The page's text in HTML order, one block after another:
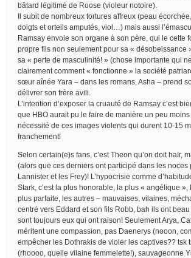
bâtard légitimé de Roose (violeur notoire).
Il subit de nombreux tortures affreux (peau
doigts et orteils amputés, viol…) mais aussi
Ramsay envoie son organe à son père, qui le cette
propre fils non seulement pour sa « désobeissance
sa « perte de masculinité! » (chose importante qui
clairement comment « fonctionne » la société
sœur aînée Yara – dans les romans, Asha – prend
délivrer son frère avili.
L’intention d’exposer la cruauté de Ramsay c’est
que HBO aurait pu le faire de manière un peu
nécessité de ces images violents qui durent 10-15
franchement!
Selon certain(e)s fans, c’est Theon qu’on doit haïr,
(alors que ces derniers ont participé dans les noces
Lannister et les Frey)! L’hypocrisie comme
Stark, c’est la plus honorable, la plus « angélique »,
plus parfaite, les autres – mauvaises, vilaines,
centré vers Eddard et son fils Robb, bah ils ont beau
sont toujours eux qui ont raison! Seulement Arya,
méritent une compassion, pas Daenerys (nooon,
empêcher les Dothrakis de violer les captives?? tsk
(rhoooo, quelle vilaine femmelette!), sauvageonne